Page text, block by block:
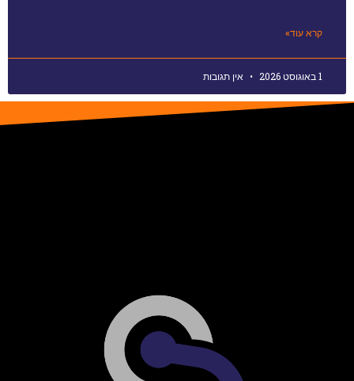
קרא עוד»
1 באוגוסט 2026 אין תגובות